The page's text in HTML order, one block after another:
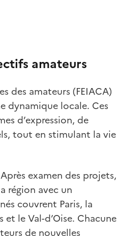
amateurs
des amateurs (FEIACA)
dynamique locale. Ces
d’expression, de
tout en stimulant la vie
examen des projets,
région avec un
couvrent Paris, la
et le Val-d’Oise. Chacune
de nouvelles